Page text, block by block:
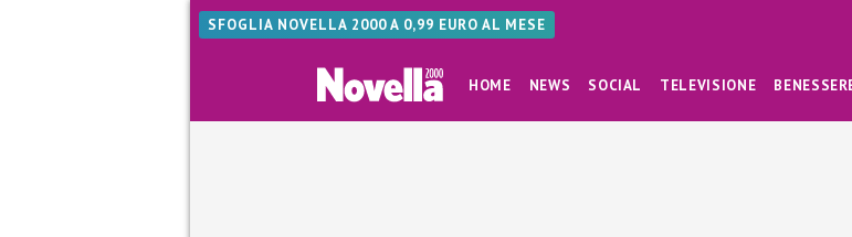
SFOGLIA NOVELLA 2000 A 0,99 EURO AL MESE
HOME NEWS SOCIAL TELEVISIONE